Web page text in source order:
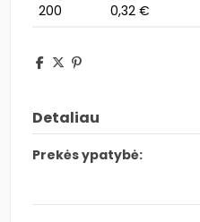
200
0,32 €
Detaliau
Prekės ypatybė: